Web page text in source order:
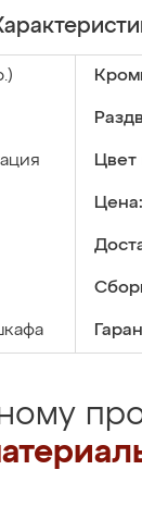
Цвет
Цена: